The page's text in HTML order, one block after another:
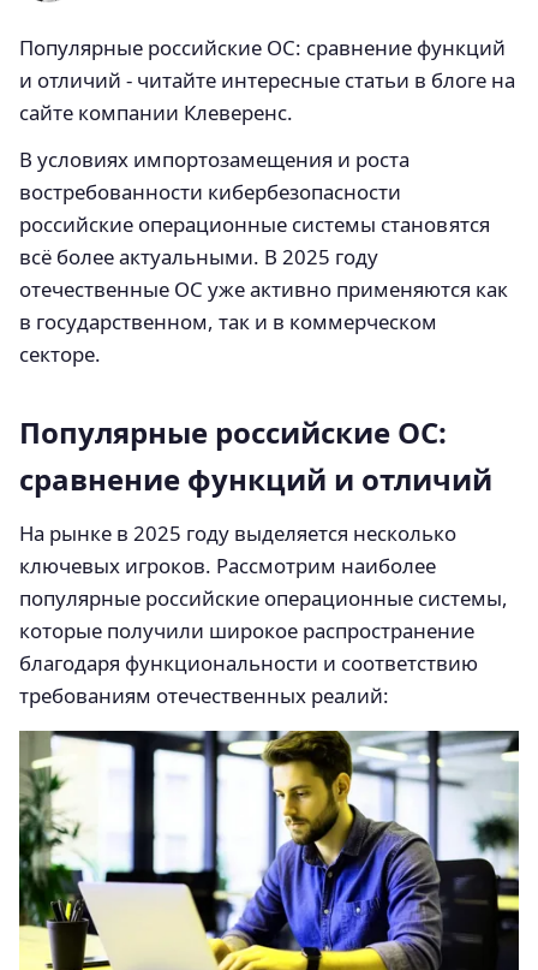
Популярные российские ОС: сравнение функций
и отличий - читайте интересные статьи в блоге на
сайте компании Клеверенс.
В условиях импортозамещения и роста
востребованности кибербезопасности
российские операционные системы становятся
всё более актуальными. В 2025 году
отечественные ОС уже активно применяются как
в государственном, так и в коммерческом
секторе.
Популярные российские ОС:
сравнение функций и отличий
На рынке в 2025 году выделяется несколько
ключевых игроков. Рассмотрим наиболее
популярные российские операционные системы,
которые получили широкое распространение
благодаря функциональности и соответствию
требованиям отечественных реалий: